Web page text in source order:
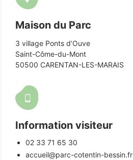
Maison du Parc
3 village Ponts d’Ouve
Saint-Côme-du-Mont
50500 CARENTAN-LES-MARAIS
Information visiteur
02 33 71 65 30
accueil@parc-cotentin-bessin.fr